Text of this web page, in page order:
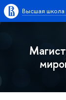
Высшая школа